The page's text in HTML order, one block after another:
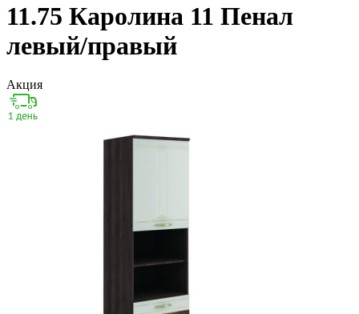
11.75 Каролина 11 Пенал
левый/правый
Акция